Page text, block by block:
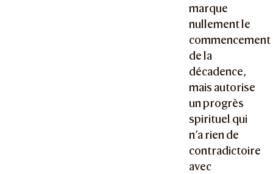
marque
nullement le
commencement
de la
décadence,
mais autorise
un progrès
spirituel qui
n’a rien de
contradictoire
avec